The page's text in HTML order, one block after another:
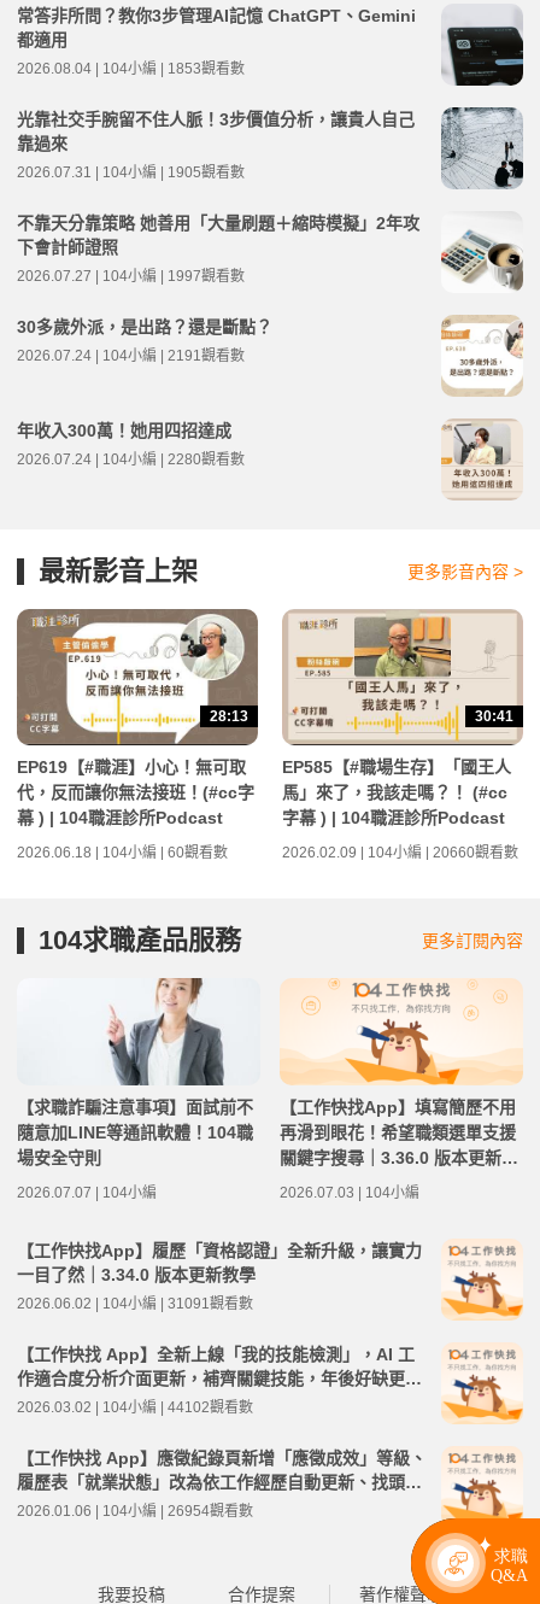
常答非所問？教你3步管理AI記憶 ChatGPT、Gemini
都適用
2026.08.04 | 104小編 | 1853觀看數
光靠社交手腕留不住人脈！3步價值分析，讓貴人自己
靠過來
2026.07.31 | 104小編 | 1905觀看數
不靠天分靠策略 她善用「大量刷題＋縮時模擬」2年攻
下會計師證照
2026.07.27 | 104小編 | 1997觀看數
30多歲外派，是出路？還是斷點？
2026.07.24 | 104小編 | 2191觀看數
年收入300萬！她用四招達成
2026.07.24 | 104小編 | 2280觀看數
最新影音上架 更多影音內容 >
28:13
EP619【#職涯】小心！無可取
代，反而讓你無法接班！(#cc字
幕 ) | 104職涯診所Podcast
2026.06.18 | 104小編 | 60觀看數
30:41
EP585【#職場生存】「國王人
馬」來了，我該走嗎？！ (#cc
字幕 ) | 104職涯診所Podcast
2026.02.09 | 104小編 | 20660觀看數
104求職產品服務 更多訂閱內容
【求職詐騙注意事項】面試前不
隨意加LINE等通訊軟體！104職
場安全守則
2026.07.07 | 104小編
【工作快找App】填寫簡歷不用
再滑到眼花！希望職類選單支援
關鍵字搜尋｜3.36.0 版本更新教
學
2026.07.03 | 104小編
【工作快找App】履歷「資格認證」全新升級，讓實力
一目了然｜3.34.0 版本更新教學
2026.06.02 | 104小編 | 31091觀看數
【工作快找 App】全新上線「我的技能檢測」，AI 工
作適合度分析介面更新，補齊關鍵技能，年後好缺更有
把握｜3.30.0 版本更新教學
2026.03.02 | 104小編 | 44102觀看數
【工作快找 App】應徵紀錄頁新增「應徵成效」等級、
履歷表「就業狀態」改為依工作經歷自動更新、找頭路
所有服務新增「人才社群」入口｜3.28.0 版本更新教學
2026.01.06 | 104小編 | 26954觀看數
我要投稿 合作提案 著作權聲明